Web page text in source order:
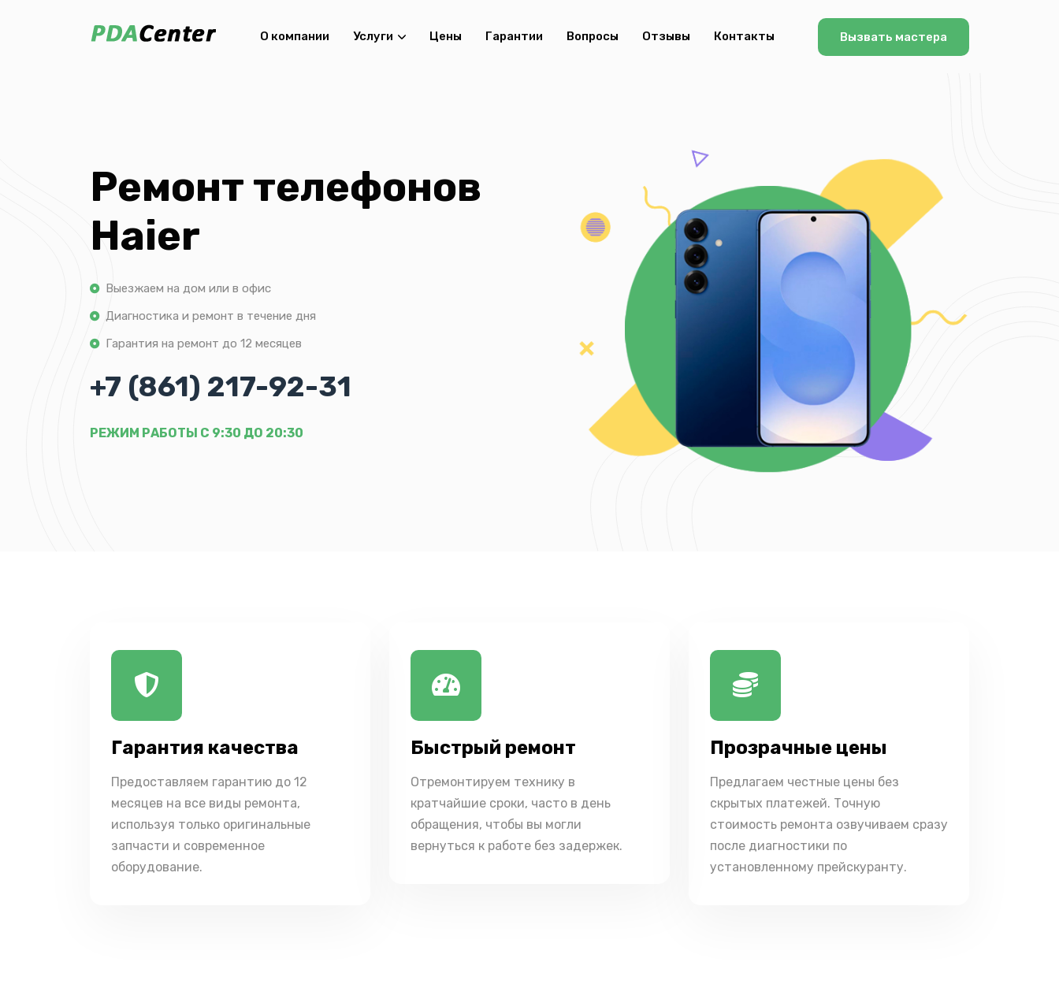
О компании Услуги Цены Гарантии Вопросы Отзывы Контакты Вызвать мастера
Ремонт телефонов
Haier
Выезжаем на дом или в офис
Диагностика и ремонт в течение дня
Гарантия на ремонт до 12 месяцев
+7 (861) 217-92-31
РЕЖИМ РАБОТЫ С 9:30 ДО 20:30
Гарантия качества
Предоставляем гарантию до 12
месяцев на все виды ремонта,
используя только оригинальные
запчасти и современное
оборудование.
Быстрый ремонт
Отремонтируем технику в
кратчайшие сроки, часто в день
обращения, чтобы вы могли
вернуться к работе без задержек.
Прозрачные цены
Предлагаем честные цены без
скрытых платежей. Точную
стоимость ремонта озвучиваем сразу
после диагностики по
установленному прейскуранту.